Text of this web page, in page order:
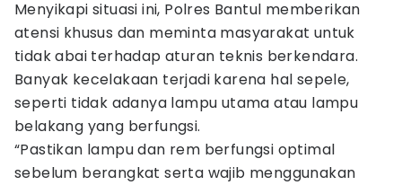
Menyikapi situasi ini, Polres Bantul memberikan
atensi khusus dan meminta masyarakat untuk
tidak abai terhadap aturan teknis berkendara.
Banyak kecelakaan terjadi karena hal sepele,
seperti tidak adanya lampu utama atau lampu
belakang yang berfungsi.
‎“Pastikan lampu dan rem berfungsi optimal
sebelum berangkat serta wajib menggunakan